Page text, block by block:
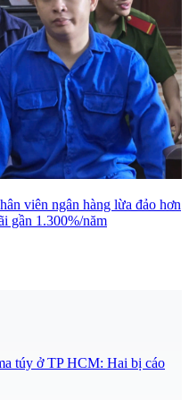
viên ngân hàng lừa đảo hơn
gần 1.300%/năm
túy ở TP HCM: Hai bị cáo